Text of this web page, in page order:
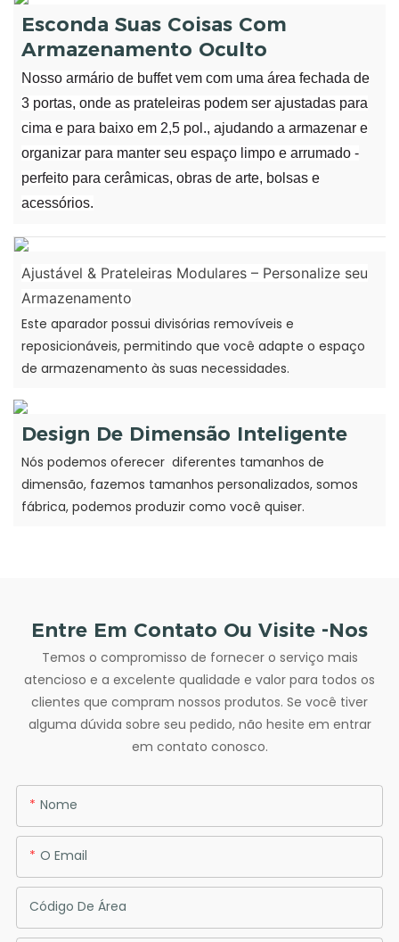
Esconda Suas Coisas Com
Armazenamento Oculto
Nosso armário de buffet vem com uma área fechada de
3 portas, onde as prateleiras podem ser ajustadas para
cima e para baixo em 2,5 pol., ajudando a armazenar e
organizar para manter seu espaço limpo e arrumado -
perfeito para cerâmicas, obras de arte, bolsas e
acessórios.
Ajustável & Prateleiras Modulares – Personalize seu
Armazenamento
Este aparador possui divisórias removíveis e
reposicionáveis, permitindo que você adapte o espaço
de armazenamento às suas necessidades.
Design De Dimensão Inteligente
Nós podemos oferecer diferentes tamanhos de
dimensão, fazemos tamanhos personalizados, somos
fábrica, podemos produzir como você quiser.
Entre Em Contato Ou Visite -nos
Temos o compromisso de fornecer o serviço mais
atencioso e a excelente qualidade e valor para todos os
clientes que compram nossos produtos. Se você tiver
alguma dúvida sobre seu pedido, não hesite em entrar
em contato conosco.
Nome
O Email
Código De Área